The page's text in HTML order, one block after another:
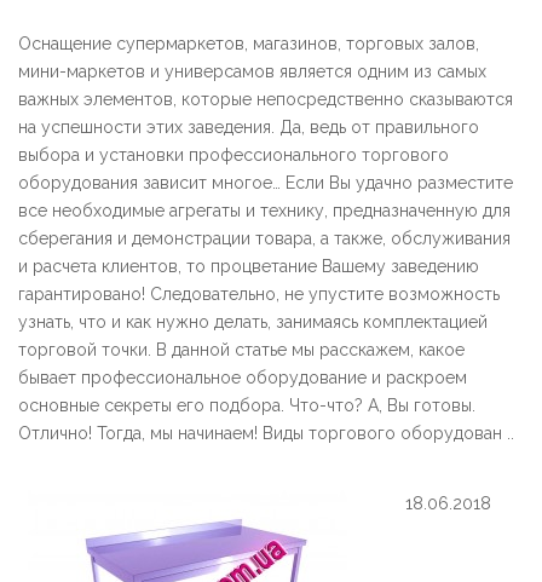
Оснащение супермаркетов, магазинов, торговых залов,
мини-маркетов и универсамов является одним из самых
важных элементов, которые непосредственно сказываются
на успешности этих заведения. Да, ведь от правильного
выбора и установки профессионального торгового
оборудования зависит многое… Если Вы удачно разместите
все необходимые агрегаты и технику, предназначенную для
сберегания и демонстрации товара, а также, обслуживания
и расчета клиентов, то процветание Вашему заведению
гарантировано! Следовательно, не упустите возможность
узнать, что и как нужно делать, занимаясь комплектацией
торговой точки. В данной статье мы расскажем, какое
бывает профессиональное оборудование и раскроем
основные секреты его подбора. Что-что? А, Вы готовы.
Отлично! Тогда, мы начинаем! Виды торгового оборудован ..
18.06.2018